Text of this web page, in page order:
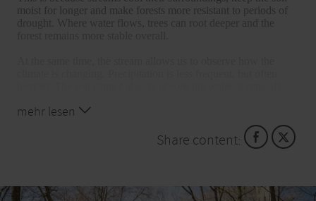
moist for longer and make forests more resistant to periods of
falling in some places. It is precisely then that the stream
becomes an important buffer in the forest's water balance.
However, a stream is more than just a watercourse. It is a
and bed are, the better both function: the stream as a buffer for
mehr lesen
Share content: